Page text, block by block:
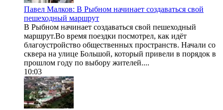
Павел Малков: В Рыбном начинает создаваться свой
пешеходный маршрут
В Рыбном начинает создаваться свой пешеходный
маршрут.Во время поездки посмотрел, как идёт
благоустройство общественных пространств. Начали со
сквера на улице Большой, который привели в порядок в
прошлом году по выбору жителей....
10:03